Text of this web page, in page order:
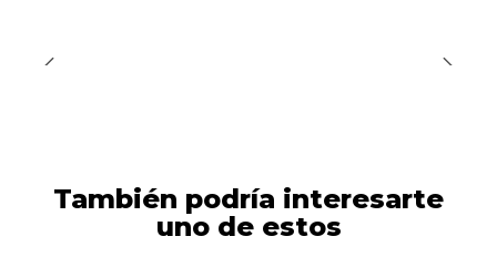
También podría interesarte
uno de estos